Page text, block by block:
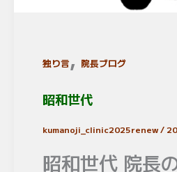
独り言, 院長ブログ
昭和世代
kumanoji_clinic2025renew/
昭和世代 院長